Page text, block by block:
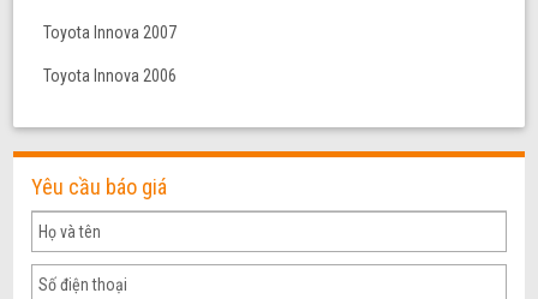
Toyota Innova 2007
Toyota Innova 2006
Yêu cầu báo giá